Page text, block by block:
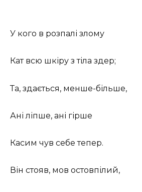
У кого в розпалі злому
Кат всю шкіру з тіла здер;
Та, здається, менше-більше,
Ані ліпше, ані гірше
Касим чув себе тепер.
Він стояв, мов остовпілий,